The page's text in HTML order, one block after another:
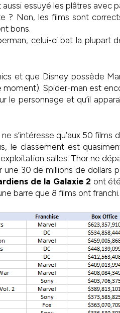
aussi essuyé les plâtres avec
? Non, les films sont
bons.
celui-ci bat la plupart
et que Disney possède
Spider-man est
le personnage et qu’il
s’intéresse qu’aux 50 films
le classement est
salles. Thor ne
30 de millions de dollars
de la Galaxie 2 ont
barre que 8 films ont franchi.